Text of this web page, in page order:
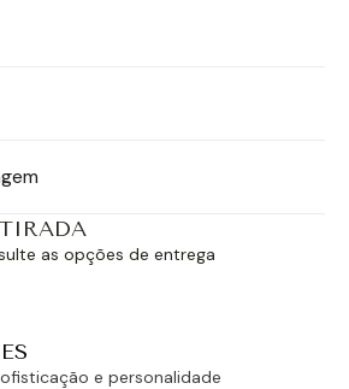
as opções de entrega
e personalidade